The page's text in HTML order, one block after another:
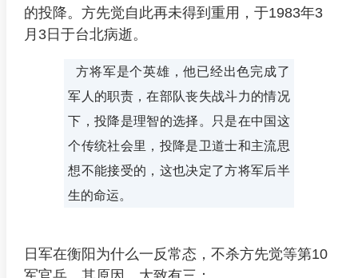
的投降。方先觉自此再未得到重用，于1983年3
月3日于台北病逝。
方将军是个英雄，他已经出色完成了
军人的职责，在部队丧失战斗力的情况
下，投降是理智的选择。只是在中国这
个传统社会里，投降是卫道士和主流思
想不能接受的，这也决定了方将军后半
生的命运。
日军在衡阳为什么一反常态，不杀方先觉等第10